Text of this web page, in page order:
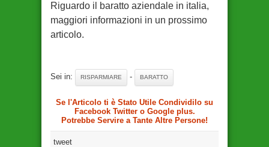
Riguardo il baratto aziendale in italia,
maggiori informazioni in un prossimo
articolo.
Sei in: RISPARMIARE - BARATTO
Se l'Articolo ti è Stato Utile Condividilo su
Facebook Twitter o Google plus.
Potrebbe Servire a Tante Altre Persone!
tweet